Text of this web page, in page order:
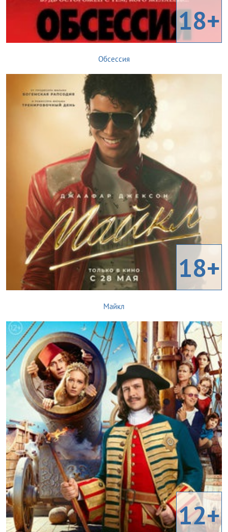
18+
Обсессия
18+
Майкл
12+